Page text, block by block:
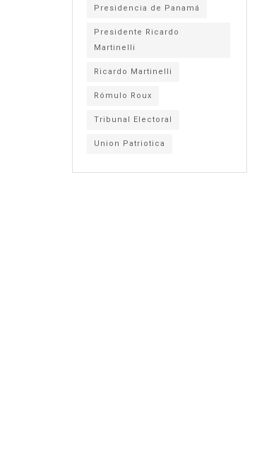
Presidencia de Panamá
Presidente Ricardo
Martinelli
Ricardo Martinelli
Rómulo Roux
Tribunal Electoral
Union Patriotica